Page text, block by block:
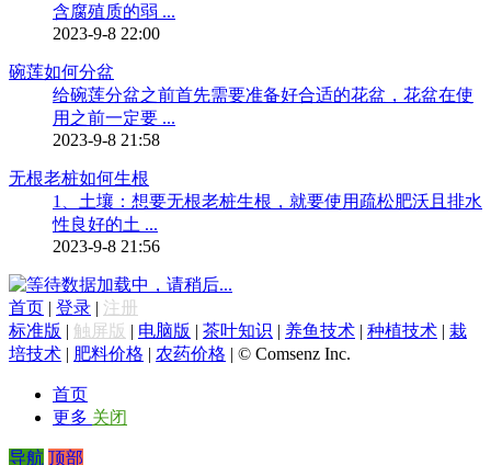
含腐殖质的弱 ...
2023-9-8 22:00
碗莲如何分盆
给碗莲分盆之前首先需要准备好合适的花盆，花盆在使
用之前一定要 ...
2023-9-8 21:58
无根老桩如何生根
1、土壤：想要无根老桩生根，就要使用疏松肥沃且排水
性良好的土 ...
2023-9-8 21:56
数据加载中，请稍后...
首页 | 登录 | 注册
标准版 | 触屏版 | 电脑版 | 茶叶知识 | 养鱼技术 | 种植技术 | 栽
培技术 | 肥料价格 | 农药价格 | © Comsenz Inc.
首页
更多 关闭
导航 顶部